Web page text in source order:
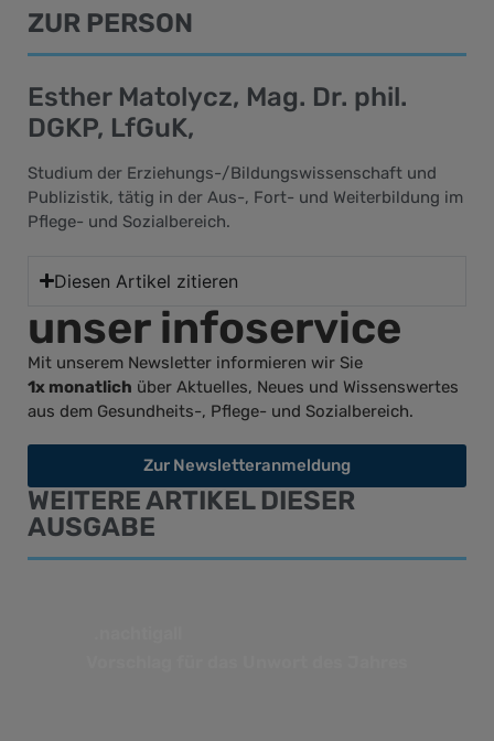
ZUR PERSON
Esther Matolycz, Mag. Dr. phil.
DGKP, LfGuK,
Studium der Erziehungs-/Bildungswissenschaft und
Publizistik, tätig in der Aus-, Fort- und Weiterbildung im
Pflege- und Sozialbereich.
Diesen Artikel zitieren
unser infoservice
Mit unserem Newsletter informieren wir Sie
1x monatlich über Aktuelles, Neues und Wissenswertes
aus dem Gesundheits-, Pflege- und Sozialbereich.
Zur Newsletteranmeldung
WEITERE ARTIKEL DIESER
AUSGABE